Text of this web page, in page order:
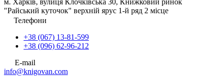
м. Харків, вулиця Клочківська 30, Книжковий ринок
"Райський куточок" верхній ярус 1-й ряд 2 місце
Телефони
+38 (067) 13-81-599
+38 (096) 62-96-212
E-mail
info@knigovan.com